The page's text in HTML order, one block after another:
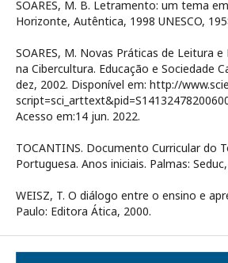
SOARES, M. B. Letramento: um tema
Horizonte, Autêntica, 1998 UNESCO,
SOARES, M. Novas Práticas de Leitura
na Cibercultura. Educação e Sociedade
dez, 2002. Disponível em: http://
Acesso em:14 jun. 2022.
TOCANTINS. Documento Curricular do
Portuguesa. Anos iniciais. Palmas:
WEISZ, T. O diálogo entre o ensino e
Paulo: Editora Ática, 2000.